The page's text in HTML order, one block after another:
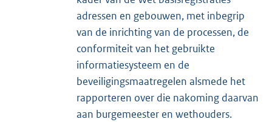
adressen en gebouwen, met inbegrip
van de inrichting van de processen, de
conformiteit van het gebruikte
informatiesysteem en de
beveiligingsmaatregelen alsmede het
rapporteren over die nakoming daarvan
aan burgemeester en wethouders.